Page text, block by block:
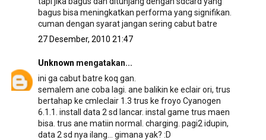
bagus bisa meningkatkan performa yang signifikan.
cuman dengan syarat jangan sering cabut batre
27 Desember, 2010 21:47
Unknown mengatakan...
ini ga cabut batre koq gan.
semalem ane coba lagi. ane balikin ke eclair ori, trus
bertahap ke cmleclair 1.3 trus ke froyo Cyanogen
6.1.1. install data 2 sd lancar. instal game trus maen
bisa. trus ane matiin normal. charging. pagi2 idupin,
data 2 sd nya ilang... gimana yak? :D